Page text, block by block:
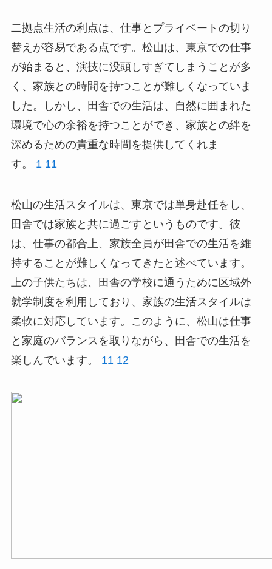
二拠点生活の利点は、仕事とプライベートの切り
替えが容易である点です。松山は、東京での仕事
が始まると、演技に没頭しすぎてしまうことが多
く、家族との時間を持つことが難しくなっていま
した。しかし、田舎での生活は、自然に囲まれた
環境で心の余裕を持つことができ、家族との絆を
深めるための貴重な時間を提供してくれま
す。 1 11
松山の生活スタイルは、東京では単身赴任をし、
田舎では家族と共に過ごすというものです。彼
は、仕事の都合上、家族全員が田舎での生活を維
持することが難しくなってきたと述べています。
上の子供たちは、田舎の学校に通うために区域外
就学制度を利用しており、家族の生活スタイルは
柔軟に対応しています。このように、松山は仕事
と家庭のバランスを取りながら、田舎での生活を
楽しんでいます。 11 12